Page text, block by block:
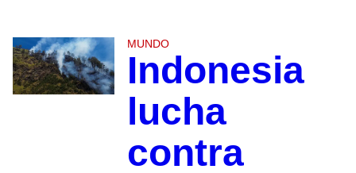
MUNDO
Indonesia
lucha
contra